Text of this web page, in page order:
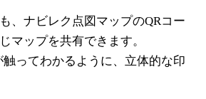
、ナビレク点図マップのQRコー
マップを共有できます。
触ってわかるように、立体的な印